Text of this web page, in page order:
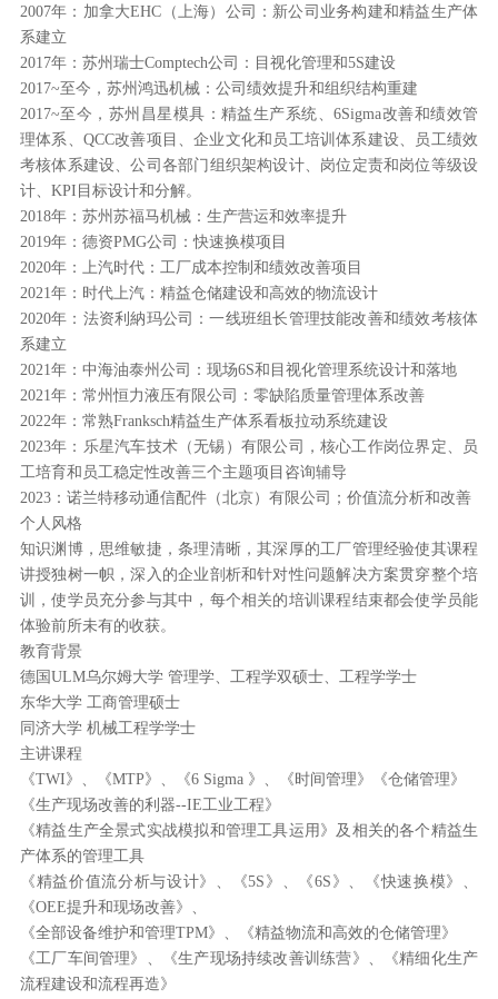
2007年：加拿大EHC（上海）公司：新公司业务构建和精益生产体
系建立
2017年：苏州瑞士Comptech公司：目视化管理和5S建设
2017~至今，苏州鸿迅机械：公司绩效提升和组织结构重建
2017~至今，苏州昌星模具：精益生产系统、6Sigma改善和绩效管
理体系、QCC改善项目、企业文化和员工培训体系建设、员工绩效
考核体系建设、公司各部门组织架构设计、岗位定责和岗位等级设
计、KPI目标设计和分解。
2018年：苏州苏福马机械：生产营运和效率提升
2019年：德资PMG公司：快速换模项目
2020年：上汽时代：工厂成本控制和绩效改善项目
2021年：时代上汽：精益仓储建设和高效的物流设计
2020年：法资利納玛公司：一线班组长管理技能改善和绩效考核体
系建立
2021年：中海油泰州公司：现场6S和目视化管理系统设计和落地
2021年：常州恒力液压有限公司：零缺陷质量管理体系改善
2022年：常熟Franksch精益生产体系看板拉动系统建设
2023年：乐星汽车技术（无锡）有限公司，核心工作岗位界定、员
工培育和员工稳定性改善三个主题项目咨询辅导
2023：诺兰特移动通信配件（北京）有限公司；价值流分析和改善
个人风格
知识渊博，思维敏捷，条理清晰，其深厚的工厂管理经验使其课程
讲授独树一帜，深入的企业剖析和针对性问题解决方案贯穿整个培
训，使学员充分参与其中，每个相关的培训课程结束都会使学员能
体验前所未有的收获。
教育背景
德国ULM乌尔姆大学 管理学、工程学双硕士、工程学学士
东华大学 工商管理硕士
同济大学 机械工程学学士
主讲课程
《TWI》、《MTP》、《6 Sigma 》、《时间管理》《仓储管理》
《生产现场改善的利器--IE工业工程》
《精益生产全景式实战模拟和管理工具运用》及相关的各个精益生
产体系的管理工具
《精益价值流分析与设计》、《5S》、《6S》、《快速换模》、
《OEE提升和现场改善》、
《全部设备维护和管理TPM》、《精益物流和高效的仓储管理》
《工厂车间管理》、《生产现场持续改善训练营》、《精细化生产
流程建设和流程再造》